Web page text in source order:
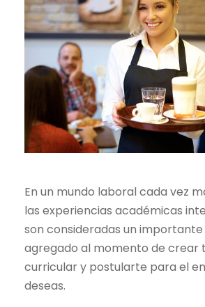
En un mundo laboral cada vez
las experiencias académicas
son consideradas un
agregado al momento de crear
curricular y postularte para el
deseas.